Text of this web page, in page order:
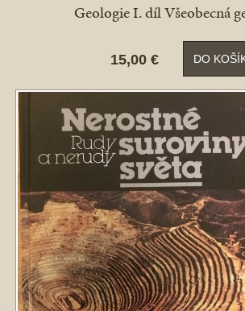
Geologie I. díl Všeobecná
15,00 € DO